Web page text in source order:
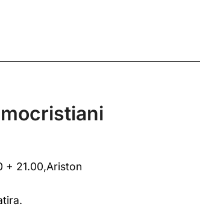
+ 21.00,Ariston